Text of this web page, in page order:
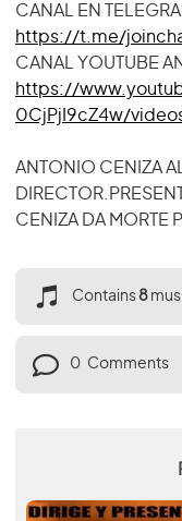
CANAL EN
https://t.me/
CANAL YOUTUBE
https://
0CjPjI9cZ4w/
ANTONIO CENIZA
CENIZA DA
Contains 8
0 Comments